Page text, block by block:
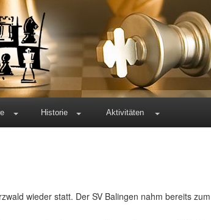
Historie Aktivitäten
wieder statt. Der SV Balingen nahm bereits zum